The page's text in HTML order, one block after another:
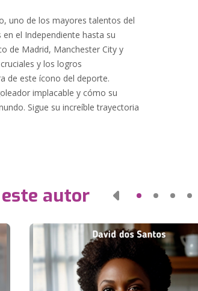
uno de los mayores talentos del
el Independiente hasta su
de Madrid, Manchester City y
y los logros
de este ícono del deporte.
implacable y cómo su
Sigue su increíble trayectoria
autor